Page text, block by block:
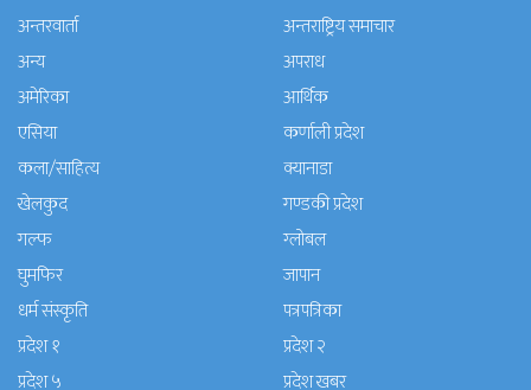
अन्तरवार्ता
अन्तराष्ट्रिय समाचार
अन्य
अपराध
अमेरिका
आर्थिक
एसिया
कर्णाली प्रदेश
कला/साहित्य
क्यानाडा
खेलकुद
गण्डकी प्रदेश
गल्फ
ग्लोबल
घुमफिर
जापान
धर्म संस्कृति
पत्रपत्रिका
प्रदेश १
प्रदेश २
प्रदेश ५
प्रदेश खबर